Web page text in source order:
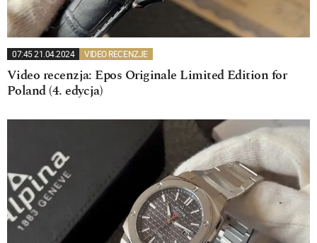
07:45 21.04.2024 VIDEO RECENZJE
Video recenzja: Epos Originale Limited Edition for
Poland (4. edycja)